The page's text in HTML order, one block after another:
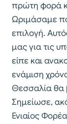
πρώτη φορά
Ωριμάσαμε
επιλογή.
μας για τις
είπε και
ενάμιση
Θεσσαλία θα
Σημείωσε,
Ενιαίος